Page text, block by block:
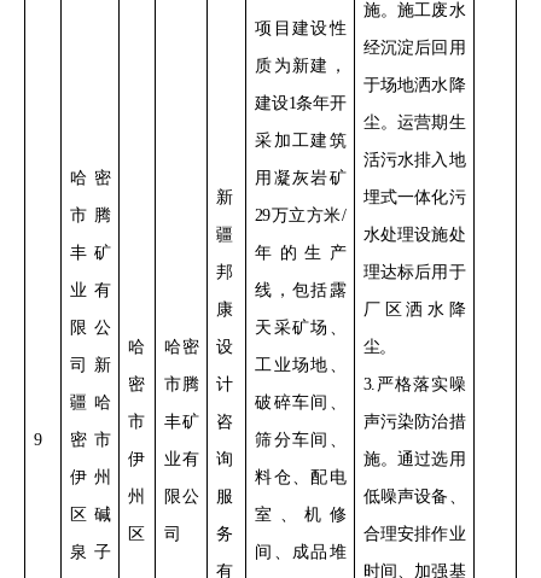
9
哈密
市腾
丰矿
业有
限公
司新
疆哈
密市
伊州
区碱
泉子
哈
密
市
伊
州
区
哈密
市腾
丰矿
业有
限公
司
新
疆
邦
康
设
计
咨
询
服
务
有
项目 建设性
质 为新建，
建设1条年开
采加工建筑
用凝灰岩矿
29万立方米/
年的生产
线，包括露
天采矿场、
工业场地、
破碎车间、
筛分车间、
料仓、配电
室、机修
间、成品堆
施。施工废水
经沉淀后回用
于场地洒水降
尘。运营期生
活污水排入地
埋式一体化污
水处理设施处
理达标后用于
厂区洒水降
尘。
3. 严格落实噪
声污染防治措
施。通过选用
低噪声设备、
合理安排作业
时间、加强基